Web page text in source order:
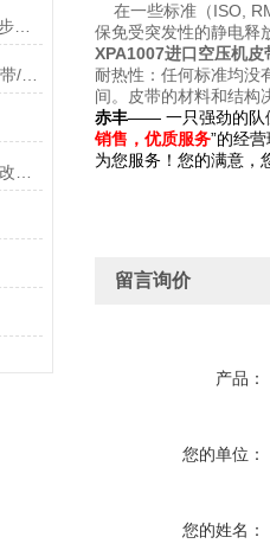
一种高性能的传动部件 - 人字齿同步带使用全攻略
SPB三角带/窄V带/三角皮带/窄型V带/窄型三角带
在一些标准（ISO,
保免受突发性的静电释
XPA1007进口空压机皮
耐热性：任何标准均
间。皮带的材料和结构
赤丰—— 一只强劲的队
销售，优质服务”的经
为您服务！您的满意，
留言询价
产品：
您的单位：
您的姓名：